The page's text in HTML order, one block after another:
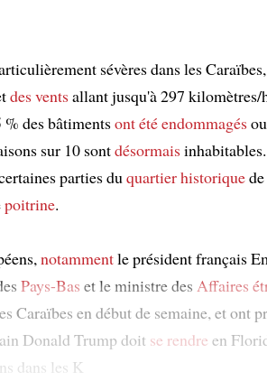
sévères dans les
des ventsallant jusqu'à 297 kilomètres/
des bâtimentsont été endommagésou
sur 10 sontdésormais
parties duquartier historique
poitrine.
notammentle président français
Pays-Bas et le ministre des Affaires
Caraïbes en début de semaine, et ont
Donald Trump doit se rendre en
dans les K